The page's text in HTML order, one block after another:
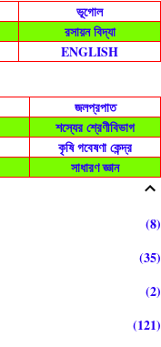
ভূগোল
রসায়ন বিদ্যা
ENGLISH
জলপ্রপাত
শস্যের শ্রেণীবিভাগ
কৃষি গবেষণা কেন্দ্র
সাধারণ জ্ঞান
8
35
2
121